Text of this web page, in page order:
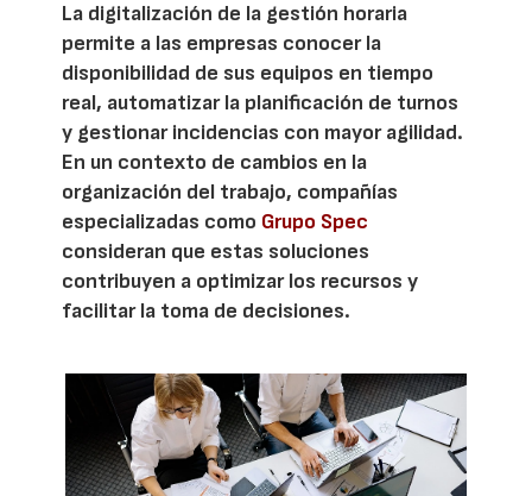
La digitalización de la gestión horaria
permite a las empresas conocer la
disponibilidad de sus equipos en tiempo
real, automatizar la planificación de turnos
y gestionar incidencias con mayor agilidad.
En un contexto de cambios en la
organización del trabajo, compañías
especializadas como Grupo Spec
consideran que estas soluciones
contribuyen a optimizar los recursos y
facilitar la toma de decisiones.